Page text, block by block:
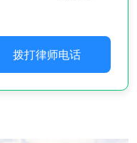
拨打律师电话